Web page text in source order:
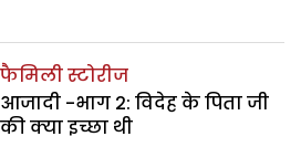
फैमिली स्टोरीज
आजादी -भाग 2: विदेह के पिता जी
की क्या इच्छा थी